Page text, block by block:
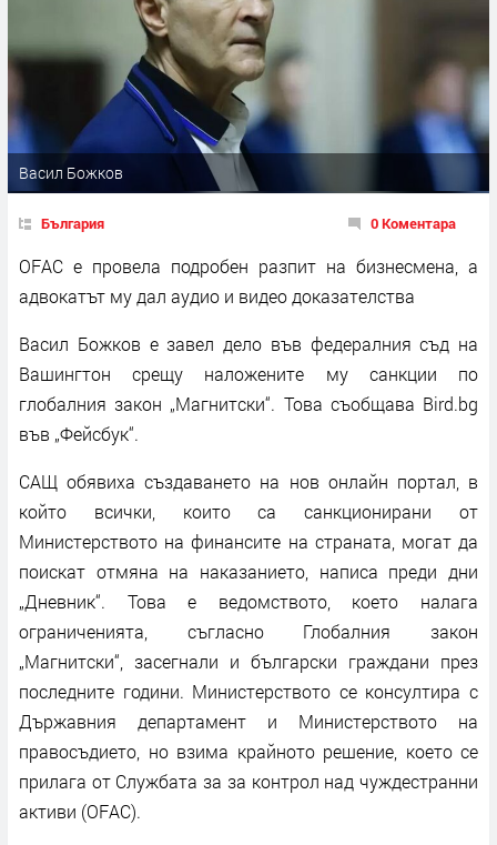
Васил Божков
България 0 Коментара
OFAC е провела подробен разпит на бизнесмена, а
адвокатът му дал аудио и видео доказателства
Васил Божков е завел дело във федералния съд на
Вашингтон срещу наложените му санкции по
глобалния закон „Магнитски“. Това съобщава Bird.bg
във „Фейсбук“.
САЩ обявиха създаването на нов онлайн портал, в
който всички, които са санкционирани от
Министерството на финансите на страната, могат да
поискат отмяна на наказанието, написа преди дни
„Дневник“. Това е ведомството, което налага
ограниченията, съгласно Глобалния закон
„Магнитски“, засегнали и български граждани през
последните години. Министерството се консултира с
Държавния департамент и Министерството на
правосъдието, но взима крайното решение, което се
прилага от Службата за за контрол над чуждестранни
активи (OFAC).